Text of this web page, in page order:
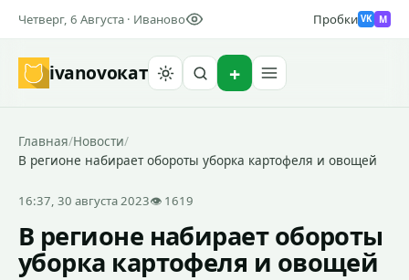
Четверг, 6 Августа · Иваново Пробки VK M
ivanovoкат
Главная/Новости/
В регионе набирает обороты уборка картофеля и овощей
16:37, 30 августа 2023👁 1619
В регионе набирает обороты
уборка картофеля и овощей